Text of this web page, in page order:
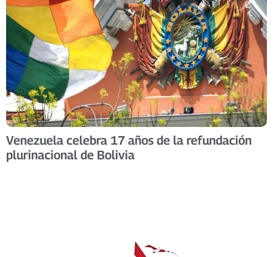
Venezuela celebra 17 años de la refundación
plurinacional de Bolivia